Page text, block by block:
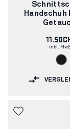
Handschuh
inkl.